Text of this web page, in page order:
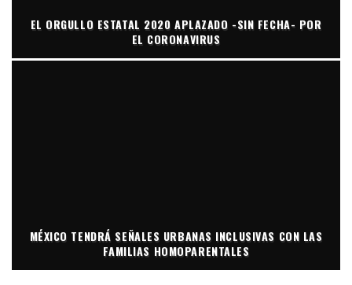
EL ORGULLO ESTATAL 2020 APLAZADO -SIN FECHA- POR
EL CORONAVIRUS
MÉXICO TENDRÁ SEÑALES URBANAS INCLUSIVAS CON LAS
FAMILIAS HOMOPARENTALES